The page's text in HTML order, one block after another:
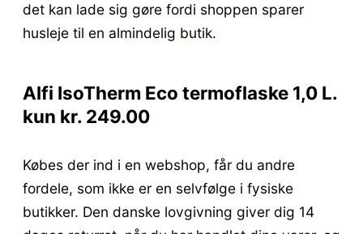
det kan lade sig gøre fordi shoppen sparer
husleje til en almindelig butik.
Alfi IsoTherm Eco termoflaske 1,0 L.
kun kr. 249.00
Købes der ind i en webshop, får du andre
fordele, som ikke er en selvfølge i fysiske
butikker. Den danske lovgivning giver dig 14